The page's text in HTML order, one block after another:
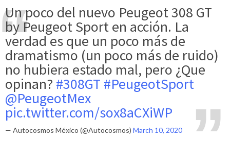
Un poco del nuevo Peugeot 308 GT
by Peugeot Sport en acción. La
verdad es que un poco más de
dramatismo (un poco más de ruido)
no hubiera estado mal, pero ¿Que
opinan? #308GT #PeugeotSport
@PeugeotMex
pic.twitter.com/sox8aCXiWP
— Autocosmos México (@Autocosmos) March 10, 2020